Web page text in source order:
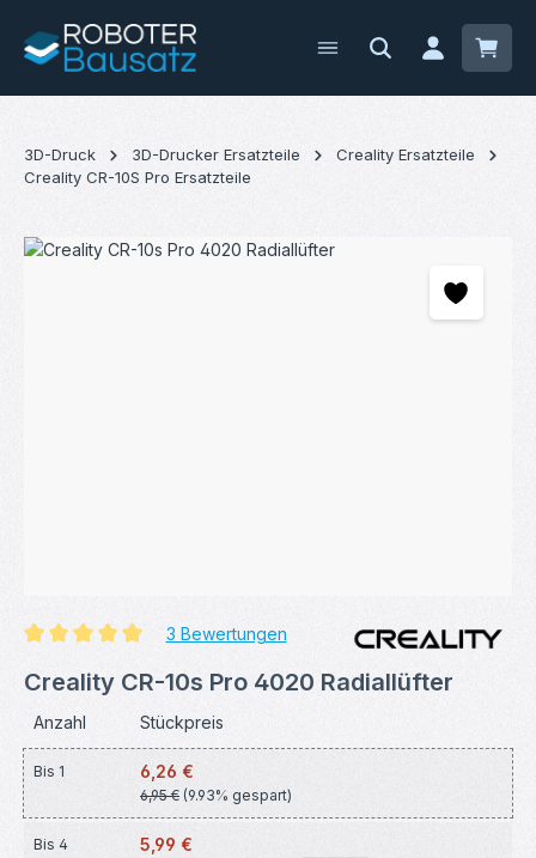
Zum Hauptinhalt springen
3D-Druck 3D-Drucker Ersatzteile
Creality Ersatzteile
Creality CR-10S Pro Ersatzteile
Bildergalerie überspringen
3 Bewertungen
Creality CR-10s Pro 4020 Radiallüfter
Anzahl Stückpreis
Bis 1 6,26 €
6,95 € (9.93% gespart)
Bis 4 5,99 €